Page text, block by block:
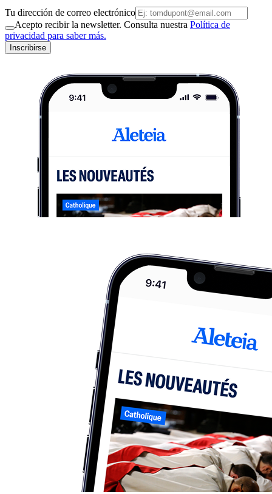
Tu dirección de correo electrónico
Acepto recibir la newsletter. Consulta nuestra Política de
privacidad para saber más.
Inscribirse